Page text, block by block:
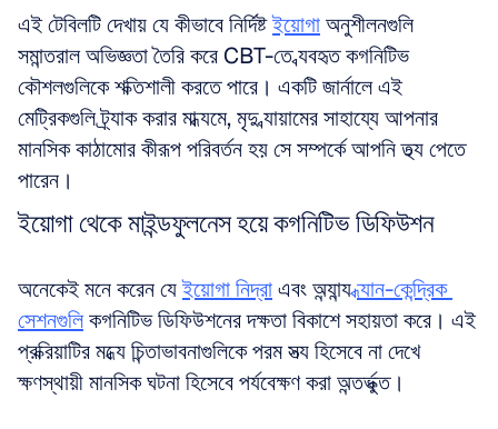
এই টেবিলটি দেখায় যে কীভাবে নির্দিষ্ট ইয়োগা অনুশীলনগুলি
সমান্তরাল অভিজ্ঞতা তৈরি করে CBT-তে ব্যবহৃত কগনিটিভ
কৌশলগুলিকে শক্তিশালী করতে পারে। একটি জার্নালে এই
মেট্রিকগুলি ট্র্যাক করার মাধ্যমে, মৃদু ব্যায়ামের সাহায্যে আপনার
মানসিক কাঠামোর কীরূপ পরিবর্তন হয় সে সম্পর্কে আপনি তথ্য পেতে
পারেন।
ইয়োগা থেকে মাইন্ডফুলনেস হয়ে কগনিটিভ ডিফিউশন
অনেকেই মনে করেন যে ইয়োগা নিদ্রা এবং অন্যান্য ধ্যান-কেন্দ্রিক
সেশনগুলি কগনিটিভ ডিফিউশনের দক্ষতা বিকাশে সহায়তা করে। এই
প্রক্রিয়াটির মধ্যে চিন্তাভাবনাগুলিকে পরম সত্য হিসেবে না দেখে
ক্ষণস্থায়ী মানসিক ঘটনা হিসেবে পর্যবেক্ষণ করা অন্তর্ভুক্ত।